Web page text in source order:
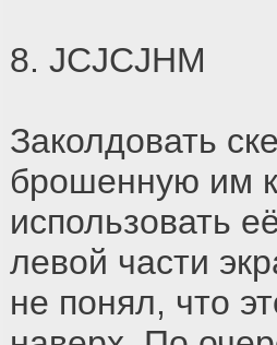
8. JCJCJHM
Заколдовать
брошенную им
использовать
левой части
не понял, что